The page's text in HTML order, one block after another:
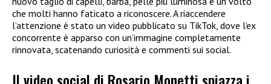
che molti hanno faticato a riconoscere. A riaccendere
l’attenzione è stato un video pubblicato su TikTok, dove l’ex
concorrente è apparso con un’immagine completamente
rinnovata, scatenando curiosità e commenti sui social.